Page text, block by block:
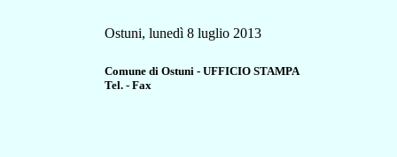
Ostuni, lunedì 8 luglio 2013
Comune di Ostuni - UFFICIO STAMPA
Tel. - Fax